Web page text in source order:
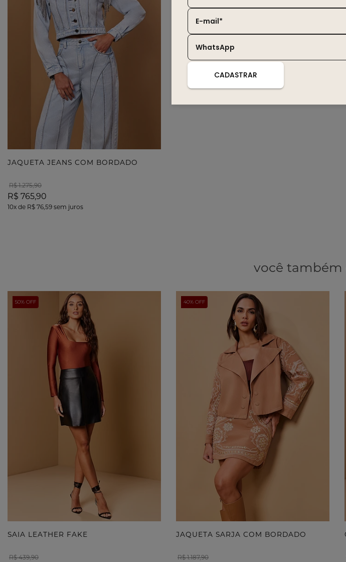
JAQUETA JEANS COM BORDADO
R$ 1.275,90
R$ 765,90
10xde R$ 76,59sem juros
você também
50% OFF
SAIA LEATHER FAKE
R$ 439,90
40% OFF
JAQUETA SARJA COM BORDADO
R$ 1.187,90
E-mail*
WhatsApp
CADASTRAR